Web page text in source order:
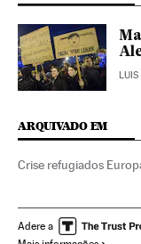
LUIS
ARQUIVADO EM
Crise refugiados
Imigração irregular
Adere a